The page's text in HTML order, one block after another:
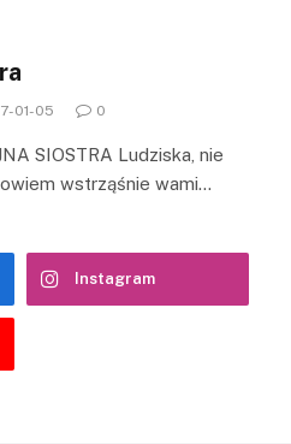
01-05 0
SIOSTRA Ludziska, nie
wstrząśnie wami…
Instagram